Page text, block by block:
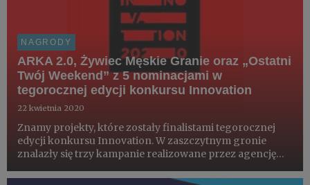
NAGRODY
ARKA 2.0, Żywiec Męskie Granie oraz „Ostatni
Twój Weekend” z 5 nominacjami w
tegorocznej edycji konkursu Innovation
22 kwietnia 2020
Znamy projekty, które zostały finalistami tegorocznej
edycji konkursu Innovation. W zaszczytnym gronie
znalazły się trzy kampanie realizowane przez agencję
współpracy z NOIZZ.pl i BNP Paribas Bank Polska w